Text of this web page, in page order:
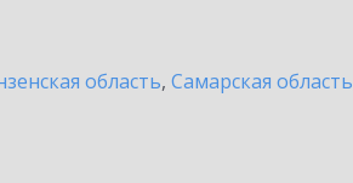
область, Самарская область